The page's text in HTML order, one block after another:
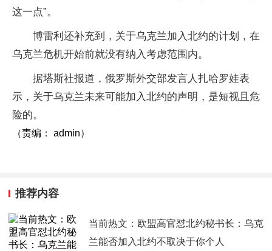
这一点”。
博雷利还补充到，关于乌克兰加入北约的计划，在
乌克兰危机开始前就没有纳入考虑范围内。
据塔斯社报道，俄罗斯外交部发言人扎哈罗娃表
示，关于乌克兰未来可能加入北约的声明，是短视且危
险的。
（责编： admin）
推荐内容
当前热文：欧盟高官怼北约秘书长：乌克
兰能否加入北约不取决于你个人